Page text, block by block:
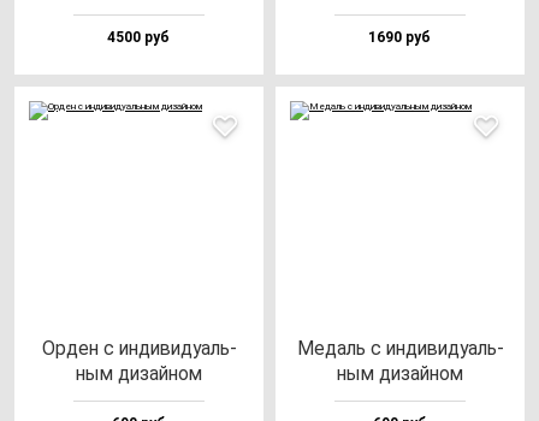
4500 руб 1690 руб
Орден с ин­ди­ви­ду­аль­
ным ди­зай­ном
Медаль с ин­ди­ви­ду­аль­
ным ди­зай­ном